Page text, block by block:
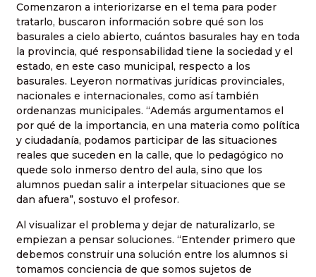
Comenzaron a interiorizarse en el tema para poder
tratarlo, buscaron información sobre qué son los
basurales a cielo abierto, cuántos basurales hay en toda
la provincia, qué responsabilidad tiene la sociedad y el
estado, en este caso municipal, respecto a los
basurales. Leyeron normativas jurídicas provinciales,
nacionales e internacionales, como así también
ordenanzas municipales. “Además argumentamos el
por qué de la importancia, en una materia como política
y ciudadanía, podamos participar de las situaciones
reales que suceden en la calle, que lo pedagógico no
quede solo inmerso dentro del aula, sino que los
alumnos puedan salir a interpelar situaciones que se
dan afuera”, sostuvo el profesor.
Al visualizar el problema y dejar de naturalizarlo, se
empiezan a pensar soluciones. “Entender primero que
debemos construir una solución entre los alumnos si
tomamos conciencia de que somos sujetos de